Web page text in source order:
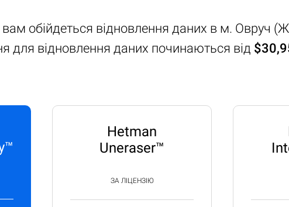
вам обійдеться відновлення даних в м. Овруч
для відновлення даних починаються від
Hetman
Uneraser™
ЗА ЛІЦЕНЗІЮ